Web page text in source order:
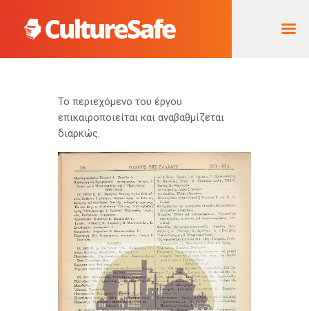
ΑΡΧΙΚΉ
ΦΟΡΈΑΣ ΥΛΟΠΟΊΗΣΗΣ
& ΈΡΓΑ
ΘΗΣΑΥΡΌΣ
ΤΕΚΜΗΡΊΩΝ
Το περιεχόμενο του έργου
επικαιροποιείται και αναβαθμίζεται
διαρκώς.